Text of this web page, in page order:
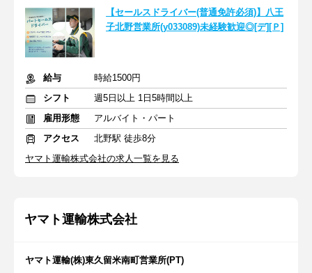
【セールスドライバー(普通免許必須)】八王
子北野営業所(y033089)未経験歓迎◎[デ][Ｐ]
給与
時給1500円
シフト
週5日以上 1日5時間以上
雇用形態
アルバイト・パート
アクセス
北野駅 徒歩8分
ヤマト運輸株式会社の求人一覧を見る
ヤマト運輸株式会社
ヤマト運輸(株)東久留米南町営業所(PT)